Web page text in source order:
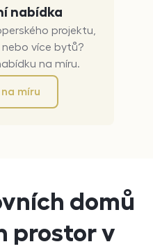
nabídka
projektu,
více bytů?
na míru.
míru
domů
prostor v